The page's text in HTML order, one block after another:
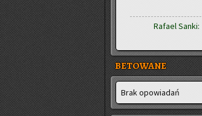
Rafael Sanki:
BETOWANE
Brak opo­wia­dań